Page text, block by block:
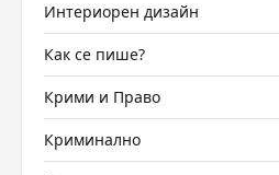
Интериорен дизайн
Как се пише?
Крими и Право
Криминално